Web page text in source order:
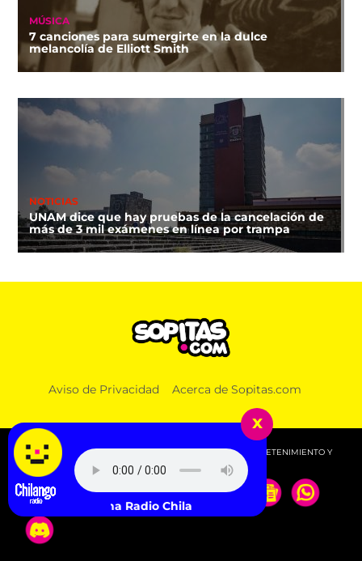
MÚSICA
7 canciones para sumergirte en la dulce
melancolía de Elliott Smith
NOTICIAS
UNAM dice que hay pruebas de la cancelación de
más de 3 mil exámenes en línea por trampa
Aviso de Privacidad Acerca de Sopitas.com
© 2026 SOPITAS.COM - MÚSICA, NOTICIAS, DEPORTES, ENTRETENIMIENTO Y
MÁS!.
x
Escucha Radio Chilango -